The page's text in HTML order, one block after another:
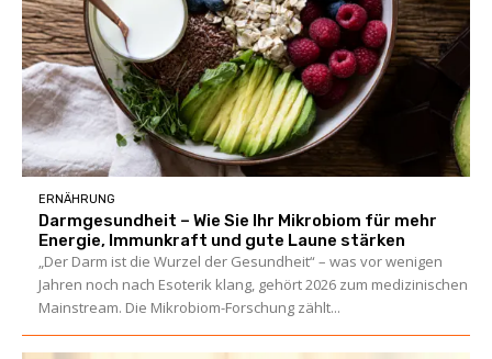
ERNÄHRUNG
Darmgesundheit – Wie Sie Ihr Mikrobiom für mehr
Energie, Immunkraft und gute Laune stärken
„Der Darm ist die Wurzel der Gesundheit“ – was vor wenigen
Jahren noch nach Esoterik klang, gehört 2026 zum medizinischen
Mainstream. Die Mikrobiom-Forschung zählt...